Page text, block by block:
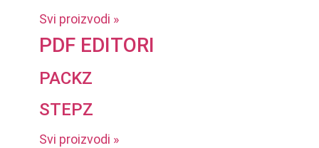
Svi proizvodi »
PDF EDITORI
PACKZ
STEPZ
Svi proizvodi »